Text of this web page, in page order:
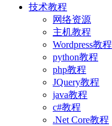
技术教程
网络资源
主机教程
Wordpress教程
python教程
php教程
JQuery教程
java教程
c#教程
.Net Core教程